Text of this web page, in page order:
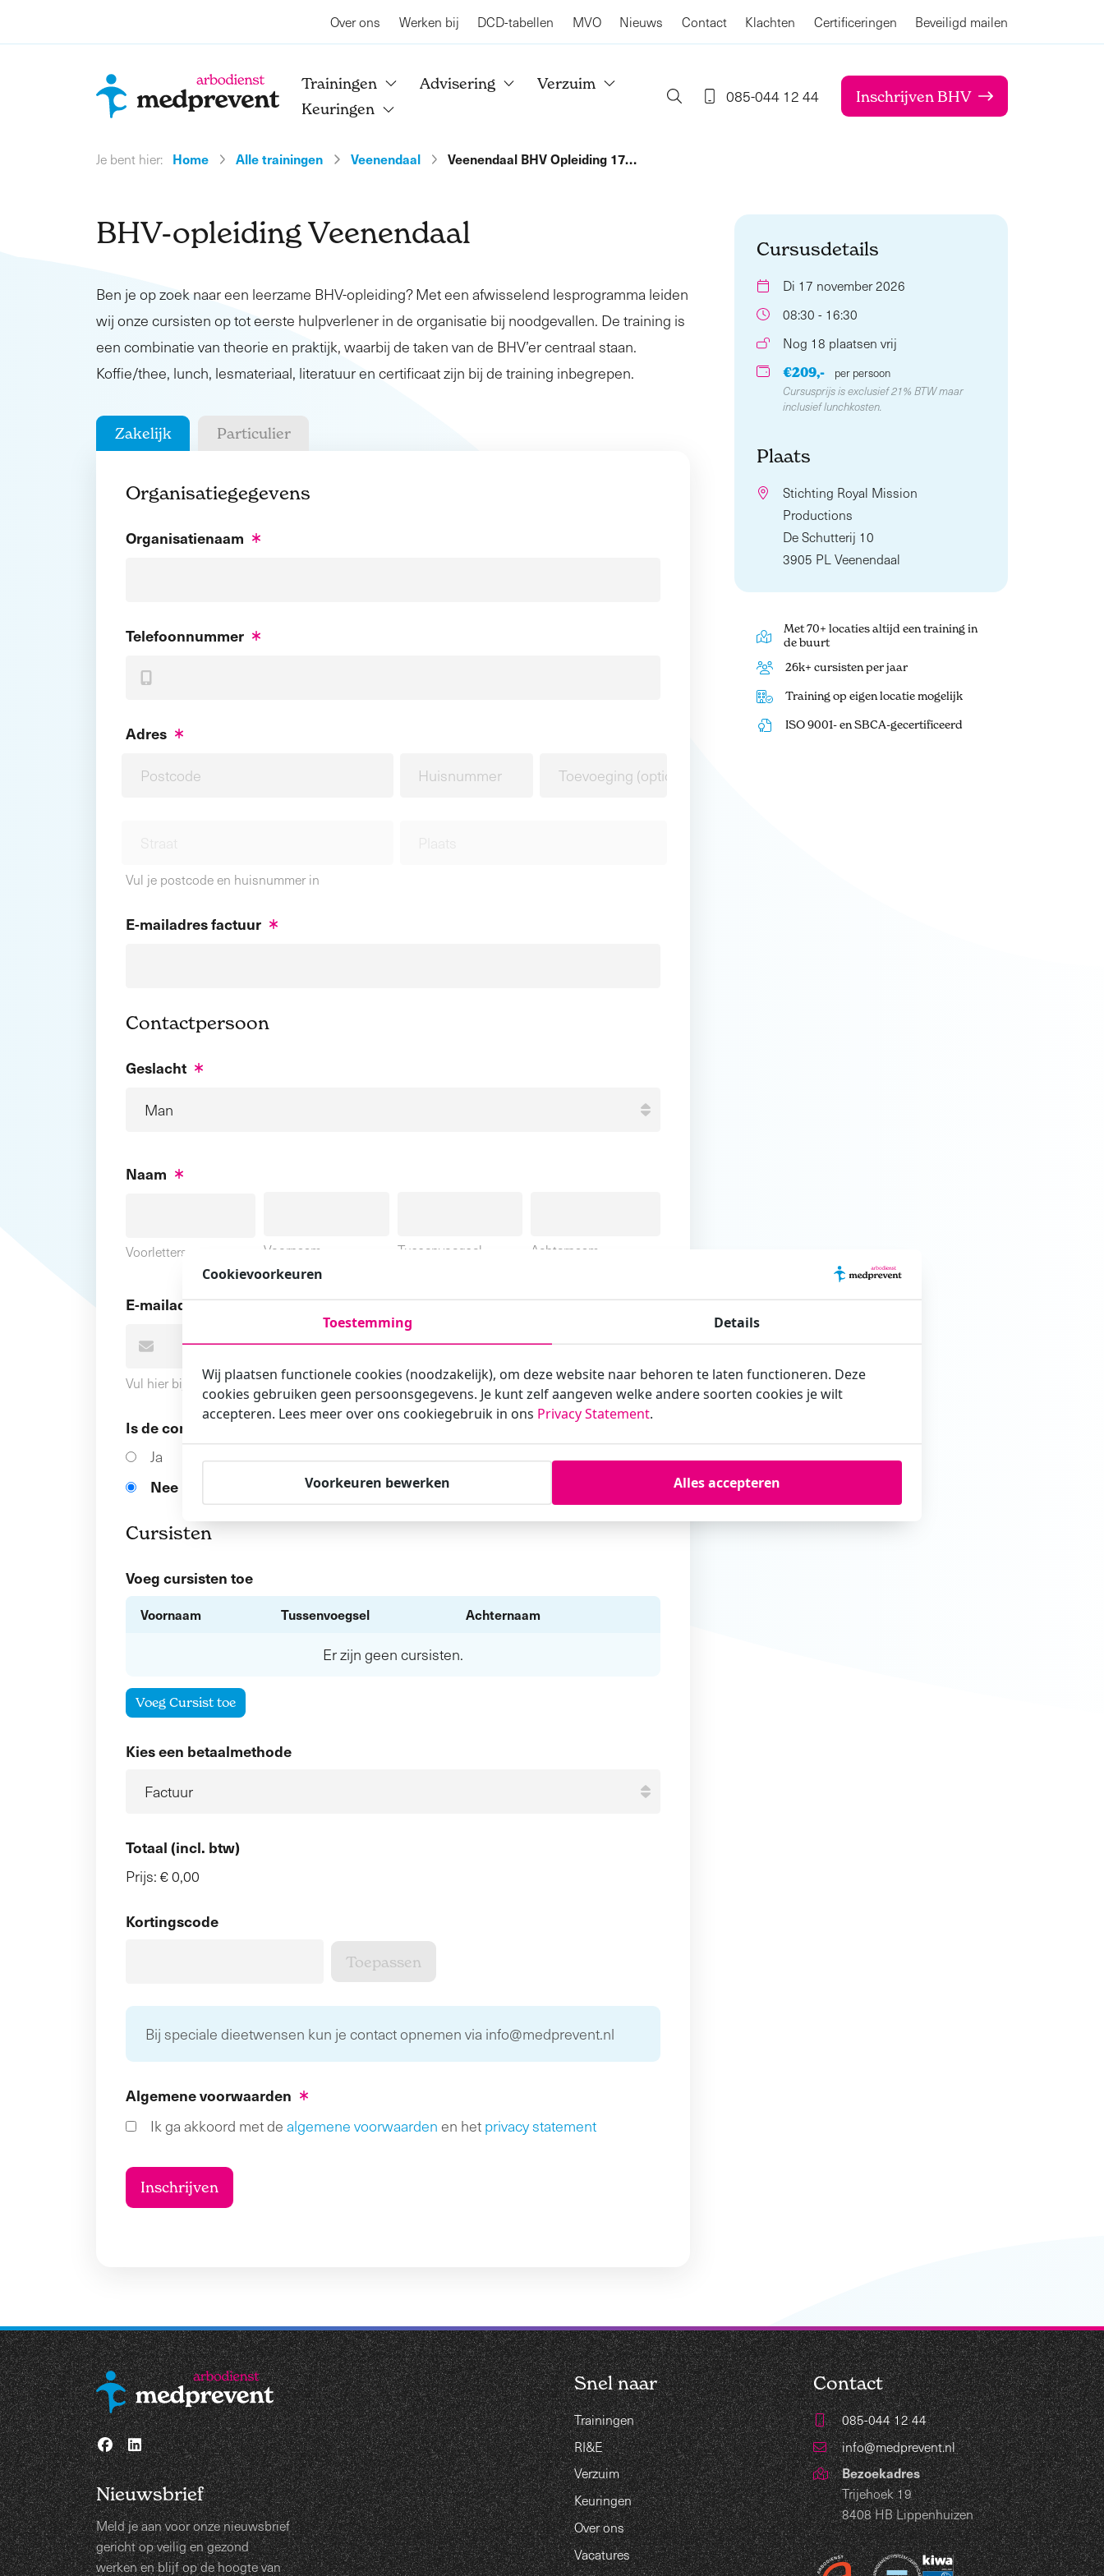
Over ons Werken bij DCD-tabellen MVO Nieuws Contact Klachten Certificeringen Beveiligd mailen
Trainingen Advisering
Verzuim
Keuringen
085-044 12 44 Inschrijven BHV
Je bent hier: Home Alle trainingen Veenendaal Veenendaal BHV Opleiding 17…
BHV-opleiding Veenendaal
Ben je op zoek naar een leerzame BHV-opleiding? Met een afwisselend lesprogramma leiden
wij onze cursisten op tot eerste hulpverlener in de organisatie bij noodgevallen. De training is
een combinatie van theorie en praktijk, waarbij de taken van de BHV’er centraal staan.
Koffie/thee, lunch, lesmateriaal, literatuur en certificaat zijn bij de training inbegrepen.
Zakelijk Particulier
Organisatiegegevens
Organisatienaam
Telefoonnummer
Adres
Vul je postcode en huisnummer in
E-mailadres factuur
Contactpersoon
Geslacht
Naam
Voorletters Voornaam Tussenvoegsel Achternaam
E-mailadres
Vul hier bij voorkeur het e-mailadres in waarmee je zakelijk/administratief correspondeert
Is de contactpersoon ook een cursist?
Ja
Nee
Cursisten
Voeg cursisten toe
Voornaam Tussenvoegsel Achternaam
Er zijn geen cursisten.
Voeg Cursist toe
Kies een betaalmethode
Totaal (incl. btw)
Prijs: € 0,00
Kortingscode
Bij speciale dieetwensen kun je contact opnemen via info@medprevent.nl
Algemene voorwaarden
Ik ga akkoord met de algemene voorwaarden en het privacy statement
Cursusdetails
Di 17 november 2026
08:30 - 16:30
Nog 18 plaatsen vrij
€209,-
per persoon
Cursusprijs is exclusief 21% BTW maar
inclusief lunchkosten.
Plaats
Stichting Royal Mission
Productions
De Schutterij 10
3905 PL Veenendaal
Met 70+ locaties altijd een training in
de buurt
26k+ cursisten per jaar
Training op eigen locatie mogelijk
ISO 9001- en SBCA-gecertificeerd
Nieuwsbrief
Meld je aan voor onze nieuwsbrief
gericht op veilig en gezond
werken en blijf op de hoogte van
Snel naar
Trainingen
RI&E
Verzuim
Keuringen
Over ons
Vacatures
Contact
085-044 12 44
info@medprevent.nl
Bezoekadres
Trijehoek 19
8408 HB Lippenhuizen
Cookievoorkeuren
Toestemming Details
Wij plaatsen functionele cookies (noodzakelijk), om deze website naar behoren te laten functioneren. Deze
cookies gebruiken geen persoonsgegevens. Je kunt zelf aangeven welke andere soorten cookies je wilt
accepteren. Lees meer over ons cookiegebruik in ons Privacy Statement.
Voorkeuren bewerken Alles accepteren